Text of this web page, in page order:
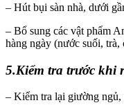
– Hút bụi sàn nhà, dưới
– Bổ sung các vật phẩm
hàng ngày (nước suối,
5.Kiểm tra trước khi
– Kiểm tra lại giường ngủ,